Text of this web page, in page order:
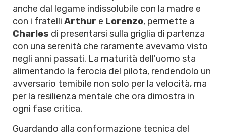
anche dal legame indissolubile con la madre e
con i fratelli Arthur e Lorenzo, permette a
Charles di presentarsi sulla griglia di partenza
con una serenità che raramente avevamo visto
negli anni passati. La maturità dell'uomo sta
alimentando la ferocia del pilota, rendendolo un
avversario temibile non solo per la velocità, ma
per la resilienza mentale che ora dimostra in
ogni fase critica.
Guardando alla conformazione tecnica del